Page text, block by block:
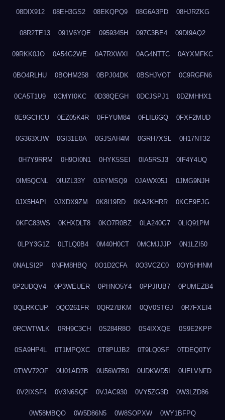
08DIX912 08EH3GS2 08EKQPQ9 08G6A3PD 08HJRZKG
08R2TE13 091V6YQE 0959345H 097C3BE4 09DI9AQ2
09RKK0JO 0A54G2WE 0A7RXWXI 0AG4NTTC 0AYXMFKC
0BO4RLHU 0BOHM258 0BPJ04DK 0BSHJVOT 0C9RGFN6
0CA5T1U9 0CMYI0KC 0D38QEGH 0DCJSPJ1 0DZMHHX1
0E9GCHCU 0EZ05K4R 0FFYUM84 0FLIL6GQ 0FXF2MUD
0G363XJW 0GI31E0A 0GJSAH4M 0GRH7XSL 0H17NT32
0H7Y9RRM 0H9OI0N1 0HYK5SEI 0IA5RSJ3 0IF4Y4UQ
0IM5QCNL 0IUZL33Y 0J6YMSQ9 0JAWX05J 0JMG9NJH
0JX5HAPI 0JXDX9ZM 0K8I19RD 0KA2KHRR 0KCE9EJG
0KFC83WS 0KHXDLT8 0KO7R0BZ 0LA240G7 0LIQ91PM
0LPY3G1Z 0LTLQ0B4 0M40H0CT 0MCMJJJP 0N1LZI50
0NALSI2P 0NFM8HBQ 0O1D2CFA 0O3VCZC0 0OY5HHNM
0P2UDQV4 0P3WEUER 0PHNO5Y4 0PPJIUB7 0PUMEZB4
0QLRKCUP 0QO261FR 0QR27BKM 0QV0STGJ 0R7FXEI4
0RCWTWLK 0RH9C3CH 0S284R8O 0S4IXXQE 0S9E2KPP
0SA9HP4L 0T1MPQXC 0T8PUJB2 0T9LQ0SF 0TDEQ0TY
0TWV72OF 0U01AD7B 0U56W7B0 0UDKWD5I 0UELVNFD
0V2IXSF4 0V3N6SQF 0VJAC930 0VY5ZG3D 0W3LZD86
0W58MBQO 0W5D86N5 0W8SOPXW 0WY1BFPQ